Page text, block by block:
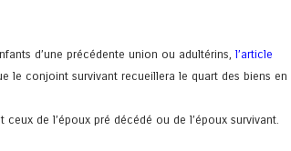
d’une précédente union ou adultérins, l’article
le conjoint survivant recueillera le quart des biens en
de l’époux pré décédé ou de l’époux survivant.